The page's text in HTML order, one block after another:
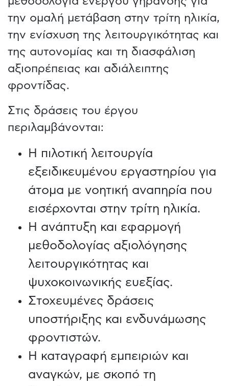
την ομαλή μετάβαση στην τρίτη ηλικία,
την ενίσχυση της λειτουργικότητας και
της αυτονομίας και τη διασφάλιση
αξιοπρέπειας και αδιάλειπτης
φροντίδας.
Στις δράσεις του έργου
περιλαμβάνονται:
Η πιλοτική λειτουργία
εξειδικευμένου εργαστηρίου για
άτομα με νοητική αναπηρία που
εισέρχονται στην τρίτη ηλικία.
Η ανάπτυξη και εφαρμογή
μεθοδολογίας αξιολόγησης
λειτουργικότητας και
ψυχοκοινωνικής ευεξίας.
Στοχευμένες δράσεις
υποστήριξης και ενδυνάμωσης
φροντιστών.
Η καταγραφή εμπειριών και
αναγκών, με σκοπό τη